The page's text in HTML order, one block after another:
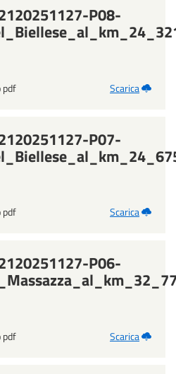
P08-
pdf
Scarica
P07-
pdf
Scarica
P06-
pdf
Scarica